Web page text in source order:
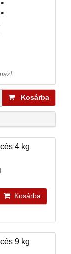
Kosárba
4 kg
Kosárba
9 kg